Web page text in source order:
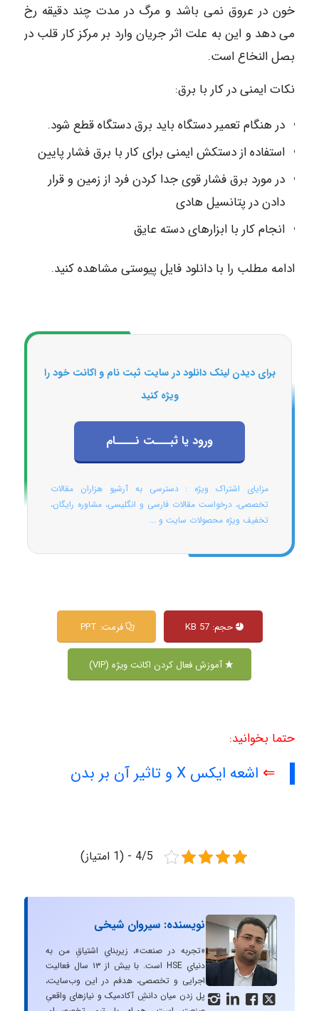
خون در عروق نمی باشد و مرگ در مدت چند دقیقه رخ
می دهد و این به علت اثر جریان وارد بر مرکز کار قلب در
بصل النخاع است.
نکات ایمنی در کار با برق:
در هنگام تعمیر دستگاه باید برق دستگاه قطع شود.
استفاده از دستکش ایمنی برای کار با برق فشار پایین
در مورد برق فشار قوی جدا کردن فرد از زمین و قرار
دادن در پتانسیل هادی
انجام کار با ابزارهای دسته عایق
ادامه مطلب را با دانلود فایل پیوستی مشاهده کنید.
برای دیدن لینک دانلود در سایت ثبت نام و اکانت خود را
ویژه کنید
ورود یا ثبـــت نــــام
مزایای اشتراک ویژه : دسترسی به آرشیو هزاران مقالات
تخصصی، درخواست مقالات فارسی و انگلیسی، مشاوره رایگان،
تخفیف ویژه محصولات سایت و ...
حجم: 57 KB فرمت: PPT
آموزش فعال کردن اکانت ویژه (VIP)
حتما بخوانید:
⇐ اشعه ایکس X و تاثیر آن بر بدن
4/5 - (1 امتیاز)
   
نویسنده: سیروان شیخی
«تجربه در صنعت»، زیربنایِ اشتیاقِ من به
دنیایِ HSE است. با بیش از ۱۳ سال فعالیت
اجرایی و تخصصی، هدفم در این وب‌سایت،
پل زدن میان دانشِ آکادمیک و نیازهای واقعیِ